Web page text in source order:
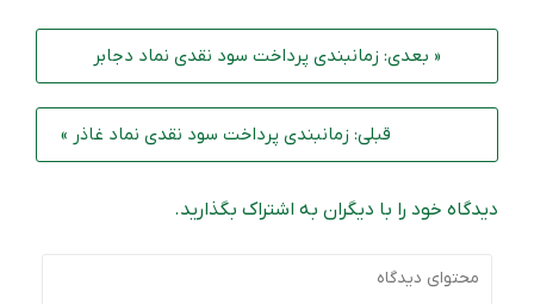
« بعدی: زمانبندی پرداخت سود نقدی نماد دجابر
قبلی: زمانبندی پرداخت سود نقدی نماد غاذر »
دیدگاه خود را با دیگران به اشتراک بگذارید.